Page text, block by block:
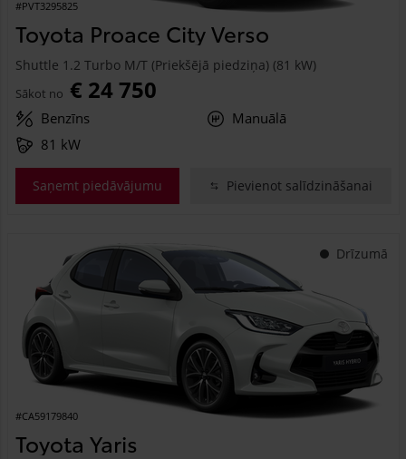
#PVT3295825
Toyota Proace City Verso
Shuttle 1.2 Turbo M/T (Priekšējā piedziņa) (81 kW)
Sākot no € 24 750
Benzīns
Manuālā
81 kW
Saņemt piedāvājumu Pievienot salīdzināšanai
Drīzumā
#CA59179840
Toyota Yaris